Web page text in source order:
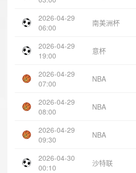
2026-04-29
06:00
南美洲杯
2026-04-29
19:00
意杯
2026-04-29
07:00
NBA
2026-04-29
08:00
NBA
2026-04-29
09:30
NBA
2026-04-30
00:10
沙特联